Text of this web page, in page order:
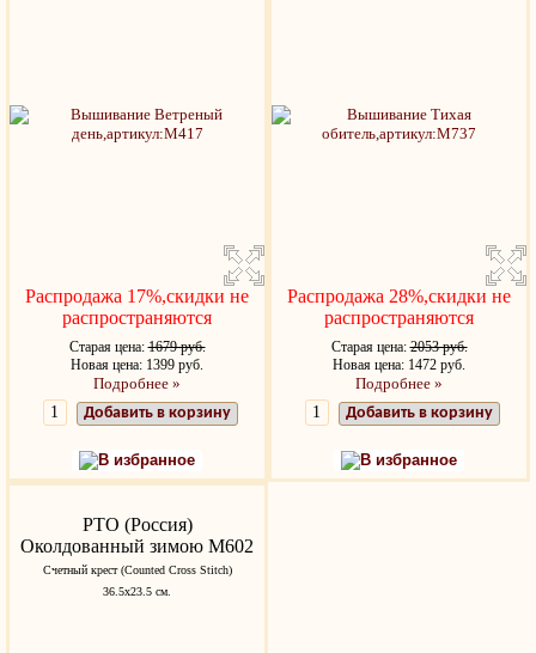
Распродажа 17%,скидки не
распространяются
Старая цена:1679 руб.
Новая цена: 1399 руб.
Подробнее »
Добавить в корзину
В избранное
Распродажа 28%,скидки не
распространяются
Старая цена:2053 руб.
Новая цена: 1472 руб.
Подробнее »
Добавить в корзину
В избранное
РТО (Россия)
Околдованный зимою M602
Счетный крест (Counted Cross Stitch)
36.5x23.5 см.